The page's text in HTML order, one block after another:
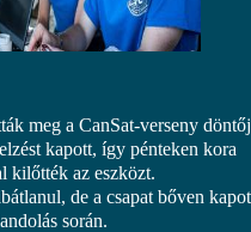
meg a CanSat-verseny
kapott, így pénteken kora
kilőtték az eszközt.
de a csapat bőven
során.